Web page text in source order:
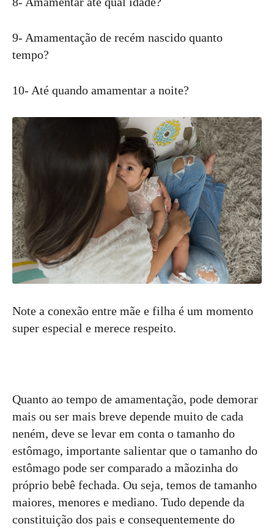
9- Amamentação de recém nascido quanto
tempo?
10- Até quando amamentar a noite?
Note a conexão entre mãe e filha é um momento
super especial e merece respeito.
Quanto ao tempo de amamentação, pode demorar
mais ou ser mais breve depende muito de cada
neném, deve se levar em conta o tamanho do
estômago, importante salientar que o tamanho do
estômago pode ser comparado a mãozinha do
próprio bebê fechada. Ou seja, temos de tamanho
maiores, menores e mediano. Tudo depende da
constituição dos pais e consequentemente do